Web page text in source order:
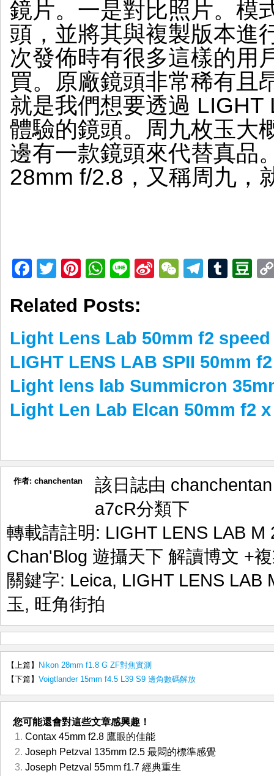
鏡片。一是對比照片。模
頭，並將其與複製版本進
次發佈時有很多這樣的用
買。原廠鏡頭非常稀有且
就是我們想要透過
體驗的鏡頭。周九枚玉大
邊有一款鏡頭來代替真品
28mm f/2.8，又稱周九，
Facebook
TwitterPinterest
WhatsApp
LineSinaWeChat
Related Posts:
Light Lens Lab 50mm f2
LIGHT LENS LAB SPII 50mm
Light lens lab Summicron
Light Len Lab Elcan 50mm f2
作者: chanchentan
該日誌由
a7cR分類下
轉載請註明: LIGHT LENS LAB
Chan'Blog 遊攝天下 解讀博文 +
關鍵字: Leica, LIGHT LENS LAB
玉, 旺角街拍
【上篇】
Nikon 28mm f1.8 G ZF對焦實測
【下篇】 Voigtlander 15mm f4.5 L39 S9 邊角數碼解放
您可能還會對這些文章感興趣！
Contax 45mm f2.8 鷹眼的佳能
Joseph Petzval 135mm f2.5 最悶的標準感覺
Joseph Petzval 55mm f1.7 經典重生